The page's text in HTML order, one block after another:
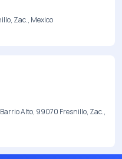
Zac., Mexico
Alto, 99070 Fresnillo, Zac.,